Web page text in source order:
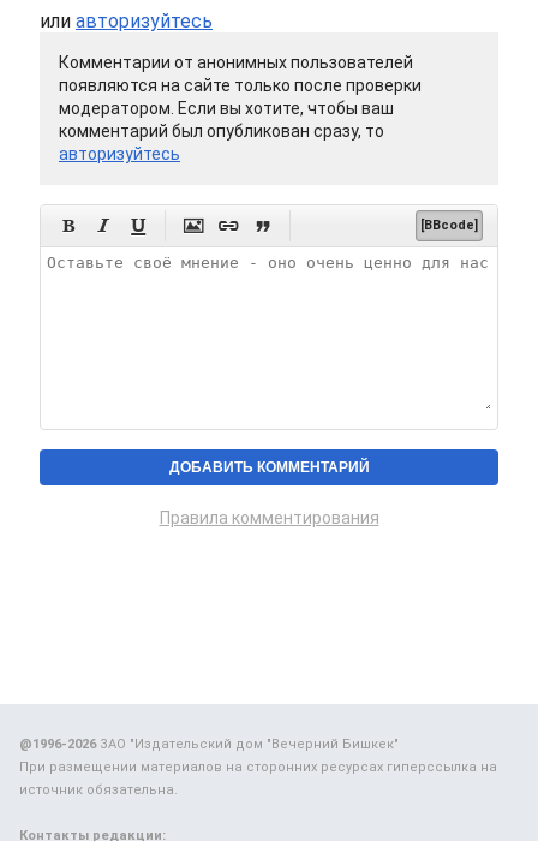
или авторизуйтесь
Комментарии от анонимных пользователей
появляются на сайте только после проверки
модератором. Если вы хотите, чтобы ваш
комментарий был опубликован сразу, то
авторизуйтесь
      [BBcode]
Правила комментирования
@1996-2026ЗАО "Издательский дом "Вечерний Бишкек"
При размещении материалов на сторонних ресурсах гиперссылка на
источник обязательна.
Контакты редакции: